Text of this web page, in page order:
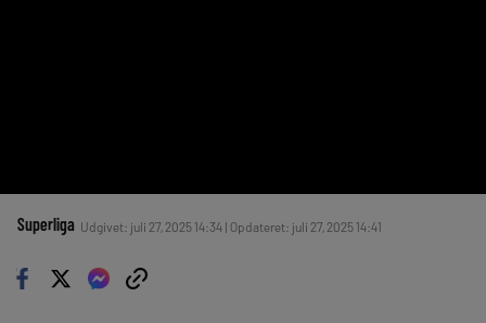
Superliga Udgivet: juli 27, 2025 14:34 | Opdateret: juli 27, 2025 14:41